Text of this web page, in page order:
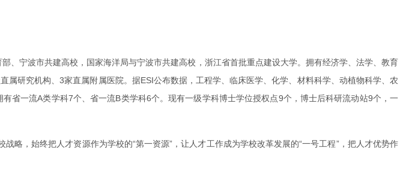
、宁波市共建高校，国家海洋局与宁波市共建高校，浙江省首批重点建设大学。拥有经济学、法学、教育
研究机构、3家直属附属医院。据ESI公布数据，工程学、临床医学、化学、材料科学、动植物科学、农
省一流A类学科7个、省一流B类学科6个。现有一级学科博士学位授权点9个，博士后科研流动站9个，一
略，始终把人才资源作为学校的“第一资源”，让人才工作成为学校改革发展的“一号工程”，把人才优势作